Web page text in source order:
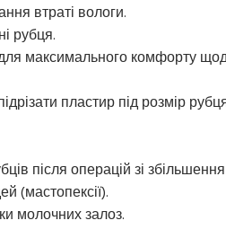
втраті вологи.
рубця.
для максимального комфорту
пластир під розмір
після операцій зі
(мастопексії).
молочних залоз.